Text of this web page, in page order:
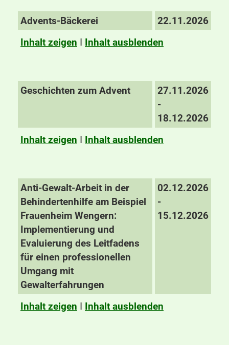
Advents-Bäckerei
22.11.2026
Inhalt zeigen I Inhalt ausblenden
Geschichten zum Advent
27.11.2026
-
18.12.2026
Inhalt zeigen I Inhalt ausblenden
Anti-Gewalt-Arbeit in der
Behindertenhilfe am Beispiel
Frauenheim Wengern:
Implementierung und
Evaluierung des Leitfadens
für einen professionellen
Umgang mit
Gewalterfahrungen
02.12.2026
-
15.12.2026
Inhalt zeigen I Inhalt ausblenden